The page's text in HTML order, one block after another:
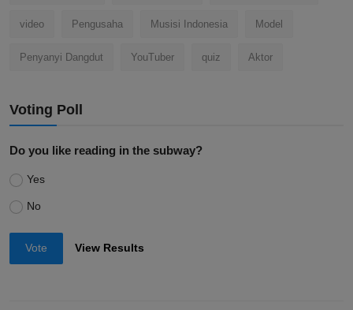
video Pengusaha Musisi Indonesia Model
Penyanyi Dangdut YouTuber quiz Aktor
Voting Poll
Do you like reading in the subway?
Yes
No
Vote View Results